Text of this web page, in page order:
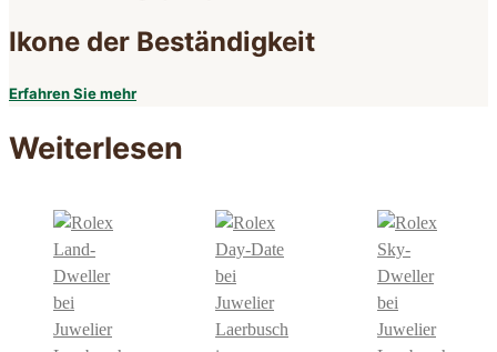
Ikone der Beständigkeit
Erfahren Sie mehr
Weiterlesen